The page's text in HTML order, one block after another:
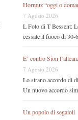
Hormuz “oggi o
7 Agosto 2026
L Foto di T Bessent:
cessate il fuoco di 30-
E’ contro Sion
7 Agosto 2026
Lo strano accordo di
Un nuovo accordo
Un popolo di segaioli